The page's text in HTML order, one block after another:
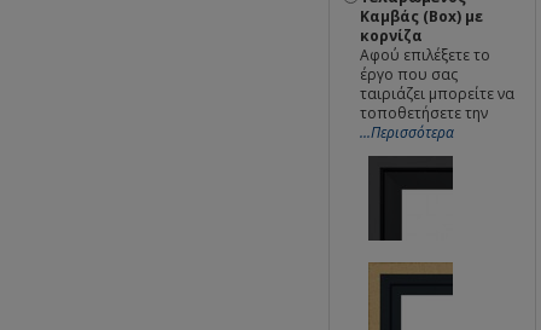
Καμβάς (Box) με
κορνίζα
Αφού επιλέξετε το
έργο που σας
ταιριάζει μπορείτε να
τοποθετήσετε την
...Περισσότερα